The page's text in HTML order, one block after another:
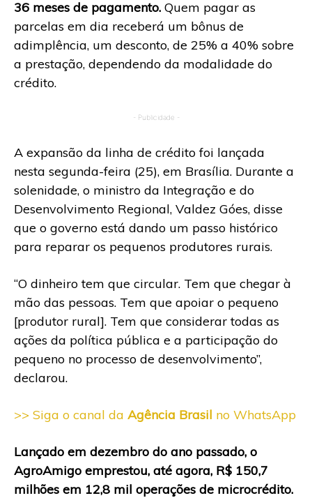
36 meses de pagamento. Quem pagar as
parcelas em dia receberá um bônus de
adimplência, um desconto, de 25% a 40% sobre
a prestação, dependendo da modalidade do
crédito.
- Publicidade -
A expansão da linha de crédito foi lançada
nesta segunda-feira (25), em Brasília. Durante a
solenidade, o ministro da Integração e do
Desenvolvimento Regional, Valdez Góes, disse
que o governo está dando um passo histórico
para reparar os pequenos produtores rurais.
“O dinheiro tem que circular. Tem que chegar à
mão das pessoas. Tem que apoiar o pequeno
[produtor rural]. Tem que considerar todas as
ações da política pública e a participação do
pequeno no processo de desenvolvimento”,
declarou.
>> Siga o canal da Agência Brasil no WhatsApp
Lançado em dezembro do ano passado, o
AgroAmigo emprestou, até agora, R$ 150,7
milhões em 12,8 mil operações de microcrédito.